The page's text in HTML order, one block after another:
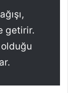
getirir.